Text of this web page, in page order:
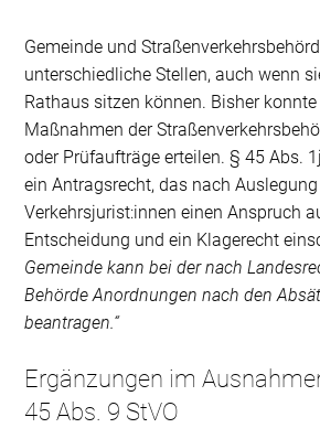
Gemeinde und
unterschiedliche Stellen, auch wenn
Rathaus sitzen können. Bisher
Maßnahmen der
oder Prüfaufträge erteilen. § 45 Abs.
ein Antragsrecht, das nach
Verkehrsjurist:innen einen Anspruch
Entscheidung und ein Klagerecht
Gemeinde kann bei der nach
Behörde Anordnungen nach den
beantragen.“
Ergänzungen im
45 Abs. 9 StVO